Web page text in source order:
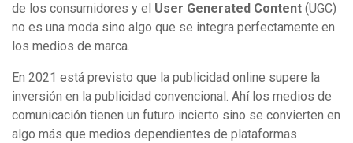
de los consumidores y el User Generated Content (UGC)
no es una moda sino algo que se integra perfectamente en
los medios de marca.
En 2021 está previsto que la publicidad online supere la
inversión en la publicidad convencional. Ahí los medios de
comunicación tienen un futuro incierto sino se convierten en
algo más que medios dependientes de plataformas